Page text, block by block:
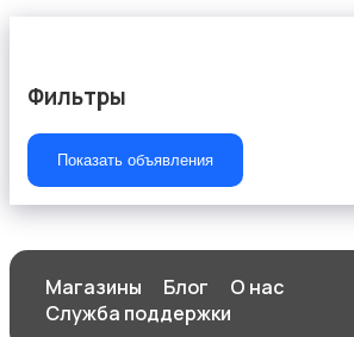
Футболки и топы
Фильтры
Показать объявления
Магазины Блог
О нас
Служба поддержки